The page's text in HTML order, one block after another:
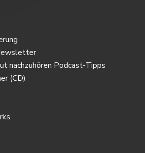
nachzuhören Podcast-Tipps
(CD)